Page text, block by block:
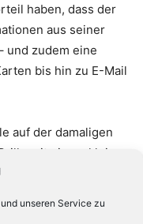
unseren Service zu
haben, dass der
aus seiner
und zudem eine
bis hin zu E-Mail
auf der damaligen
mit einem kleinen
wie
eingeblendet
I/O keine